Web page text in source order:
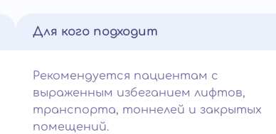
Для кого подходит
Рекомендуется пациентам с
выраженным избеганием лифтов,
транспорта, тоннелей и закрытых
помещений.